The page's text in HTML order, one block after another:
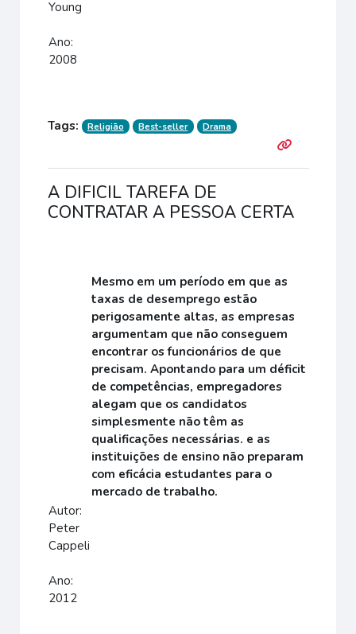
Young
Ano:
2008
Tags: Religião Best-seller Drama
A DIFICIL TAREFA DE
CONTRATAR A PESSOA CERTA
Mesmo em um período em que as
taxas de desemprego estão
perigosamente altas, as empresas
argumentam que não conseguem
encontrar os funcionários de que
precisam. Apontando para um déficit
de competências, empregadores
alegam que os candidatos
simplesmente não têm as
qualificações necessárias. e as
instituições de ensino não preparam
com eficácia estudantes para o
mercado de trabalho.
Autor:
Peter
Cappeli
Ano:
2012